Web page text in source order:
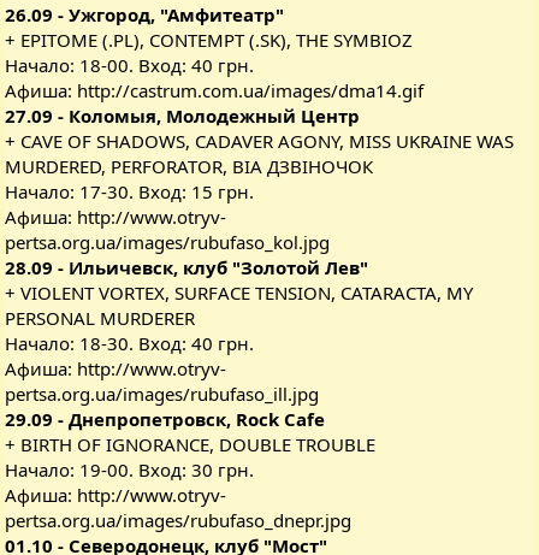
26.09 - Ужгород, "Амфитеатр"
+ EPITOME (.PL), CONTEMPT (.SK), THE SYMBIOZ
Начало: 18-00. Вход: 40 грн.
Афиша: http://castrum.com.ua/images/dma14.gif
27.09 - Коломыя, Молодежный Центр
+ CAVE OF SHADOWS, CADAVER AGONY, MISS UKRAINE WAS
MURDERED, PERFORATOR, ВІА ДЗВІНОЧОК
Начало: 17-30. Вход: 15 грн.
Афиша: http://www.otryv-
pertsa.org.ua/images/rubufaso_kol.jpg
28.09 - Ильичевск, клуб "Золотой Лев"
+ VIOLENT VORTEX, SURFACE TENSION, CATARACTA, MY
PERSONAL MURDERER
Начало: 18-30. Вход: 40 грн.
Афиша: http://www.otryv-
pertsa.org.ua/images/rubufaso_ill.jpg
29.09 - Днепропетровск, Rock Cafe
+ BIRTH OF IGNORANCE, DOUBLE TROUBLE
Начало: 19-00. Вход: 30 грн.
Афиша: http://www.otryv-
pertsa.org.ua/images/rubufaso_dnepr.jpg
01.10 - Северодонецк, клуб "Мост"